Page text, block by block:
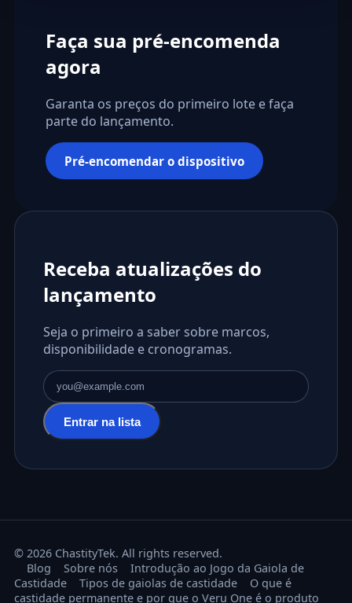
Faça sua pré-encomenda
agora
Garanta os preços do primeiro lote e faça
parte do lançamento.
Pré-encomendar o dispositivo
Receba atualizações do
lançamento
Seja o primeiro a saber sobre marcos,
disponibilidade e cronogramas.
Endereço de e-mail
Entrar na lista
© 2026 ChastityTek. All rights reserved.
Blog
Sobre nós
Introdução ao Jogo da Gaiola de
Castidade
Tipos de gaiolas de castidade
O que é
castidade permanente e por que o Veru One é o produto